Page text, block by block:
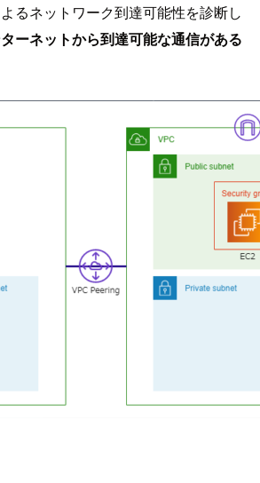
るネットワーク到達可能性を診断し
ーネットから到達可能な通信がある